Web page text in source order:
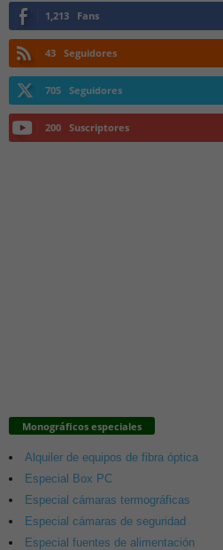
1,213 Fans
43 Seguidores
705 Seguidores
200 Suscriptores
Monográficos especiales
Alquiler de equipos de fibra óptica
Especial Box PC
Especial cámaras termográficas
Especial cámaras de seguridad
Especial fuentes de alimentación